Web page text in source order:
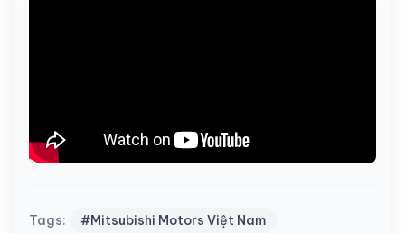
Tags: #Mitsubishi Motors Việt Nam